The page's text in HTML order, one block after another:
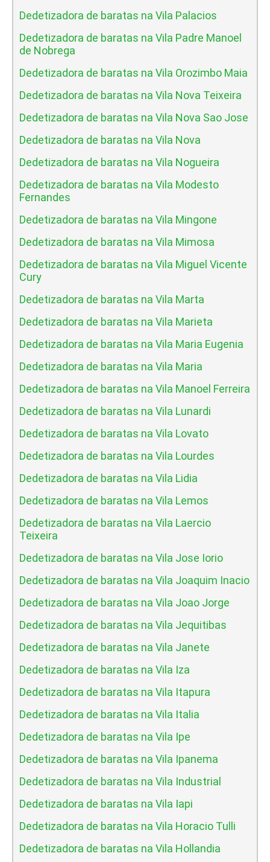
Dedetizadora de baratas na Vila Palacios
Dedetizadora de baratas na Vila Padre Manoel
de Nobrega
Dedetizadora de baratas na Vila Orozimbo Maia
Dedetizadora de baratas na Vila Nova Teixeira
Dedetizadora de baratas na Vila Nova Sao Jose
Dedetizadora de baratas na Vila Nova
Dedetizadora de baratas na Vila Nogueira
Dedetizadora de baratas na Vila Modesto
Fernandes
Dedetizadora de baratas na Vila Mingone
Dedetizadora de baratas na Vila Mimosa
Dedetizadora de baratas na Vila Miguel Vicente
Cury
Dedetizadora de baratas na Vila Marta
Dedetizadora de baratas na Vila Marieta
Dedetizadora de baratas na Vila Maria Eugenia
Dedetizadora de baratas na Vila Maria
Dedetizadora de baratas na Vila Manoel Ferreira
Dedetizadora de baratas na Vila Lunardi
Dedetizadora de baratas na Vila Lovato
Dedetizadora de baratas na Vila Lourdes
Dedetizadora de baratas na Vila Lidia
Dedetizadora de baratas na Vila Lemos
Dedetizadora de baratas na Vila Laercio
Teixeira
Dedetizadora de baratas na Vila Jose Iorio
Dedetizadora de baratas na Vila Joaquim Inacio
Dedetizadora de baratas na Vila Joao Jorge
Dedetizadora de baratas na Vila Jequitibas
Dedetizadora de baratas na Vila Janete
Dedetizadora de baratas na Vila Iza
Dedetizadora de baratas na Vila Itapura
Dedetizadora de baratas na Vila Italia
Dedetizadora de baratas na Vila Ipe
Dedetizadora de baratas na Vila Ipanema
Dedetizadora de baratas na Vila Industrial
Dedetizadora de baratas na Vila Iapi
Dedetizadora de baratas na Vila Horacio Tulli
Dedetizadora de baratas na Vila Hollandia